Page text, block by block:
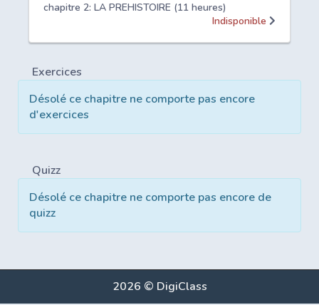
chapitre 2: LA PREHISTOIRE (11 heures)
Indisponible
Exercices
Désolé ce chapitre ne comporte pas encore
d'exercices
Quizz
Désolé ce chapitre ne comporte pas encore de
quizz
2026 © DigiClass